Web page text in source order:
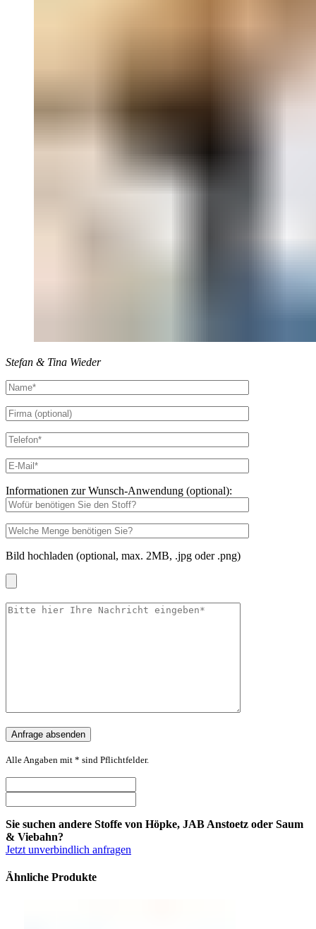
Stefan & Tina Wieder
Informationen zur Wunsch-Anwendung (optional):
Bild hochladen (optional, max. 2MB, .jpg oder .png)
Alle Angaben mit * sind Pflichtfelder.
Sie suchen andere Stoffe von Höpke, JAB Anstoetz oder Saum
& Viebahn?
Jetzt unverbindlich anfragen
Ähnliche Produkte